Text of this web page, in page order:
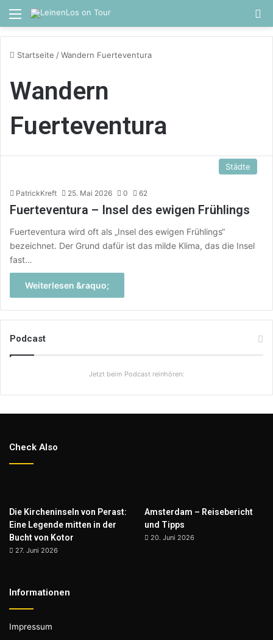
Menü
Startseite /Wandern Fuerteventura
Wandern
Fuerteventura
Städte
PatrickKreft 25. Mai 2026 0 62
Fuerteventura – Insel des ewigen Frühlings
Fuerteventura wird oft als „Insel des ewigen Frühlings“
bezeichnet. Der Grund dafür ist das milde Klima, das die Insel
fast…
Weiterlesen &raquo;
Podcast
Jetzt beim Podcast reinhören:
Check Also
Die Kircheninseln von Perast:
Eine Legende mitten in der
Bucht von Kotor
27. Juni 2026
Amsterdam – Reisebericht
und Tipps
20. Juni 2026
Informationen
Impressum